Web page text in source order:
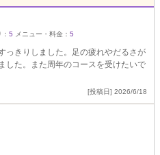
5 メニュー・料金： 5
っきりしました。足の疲れやだるさが
した。また周年のコースを受けたいで
[投稿日] 2026/6/18